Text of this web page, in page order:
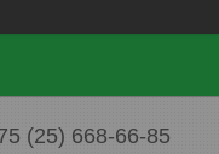
(25) 668-66-85